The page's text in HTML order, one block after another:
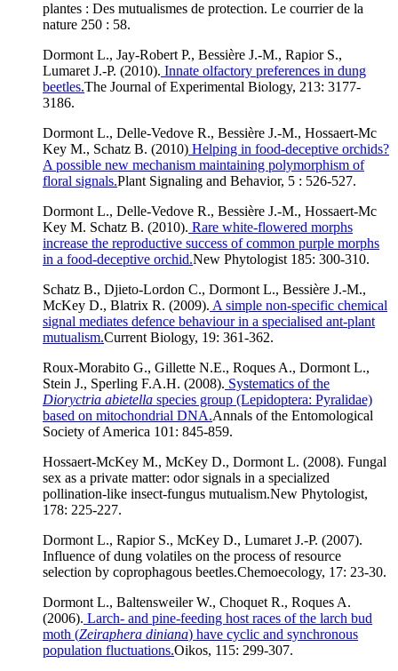
plantes : Des mutualismes de protection. Le courrier de la
nature 250 : 58.
Dormont L., Jay-Robert P., Bessière J.-M., Rapior S.,
Lumaret J.-P. (2010). Innate olfactory preferences in dung
beetles.The Journal of Experimental Biology, 213: 3177-
3186.
Dormont L., Delle-Vedove R., Bessière J.-M., Hossaert-Mc
Key M., Schatz B. (2010) Helping in food-deceptive orchids?
A possible new mechanism maintaining polymorphism of
floral signals.Plant Signaling and Behavior, 5 : 526-527.
Dormont L., Delle-Vedove R., Bessière J.-M., Hossaert-Mc
Key M. Schatz B. (2010). Rare white-flowered morphs
increase the reproductive success of common purple morphs
in a food-deceptive orchid.New Phytologist 185: 300-310.
Schatz B., Djieto-Lordon C., Dormont L., Bessière J.-M.,
McKey D., Blatrix R. (2009). A simple non-specific chemical
signal mediates defence behaviour in a specialised ant-plant
mutualism.Current Biology, 19: 361-362.
Roux-Morabito G., Gillette N.E., Roques A., Dormont L.,
Stein J., Sperling F.A.H. (2008). Systematics of the
Dioryctria abietella species group (Lepidoptera: Pyralidae)
based on mitochondrial DNA.Annals of the Entomological
Society of America 101: 845-859.
Hossaert-McKey M., McKey D., Dormont L. (2008). Fungal
sex as a private matter: odor signals in a specialized
pollination-like insect-fungus mutualism.New Phytologist,
178: 225-227.
Dormont L., Rapior S., McKey D., Lumaret J.-P. (2007).
Influence of dung volatiles on the process of resource
selection by coprophagous beetles.Chemoecology, 17: 23-30.
Dormont L., Baltensweiler W., Choquet R., Roques A.
(2006). Larch- and pine-feeding host races of the larch bud
moth (Zeiraphera diniana) have cyclic and synchronous
population fluctuations.Oikos, 115: 299-307.